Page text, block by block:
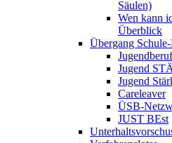
Säulen)
Wen kann
Überblick
Übergang
Jugend
Jugend
Careleaver
ÜSB-
JUST BEst